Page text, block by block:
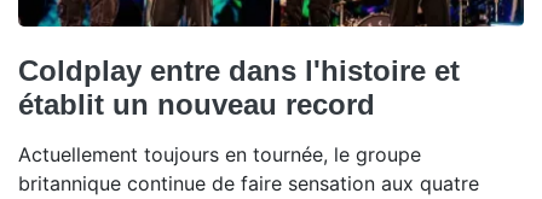
Coldplay entre dans l'histoire et
établit un nouveau record
Actuellement toujours en tournée, le groupe
britannique continue de faire sensation aux quatre